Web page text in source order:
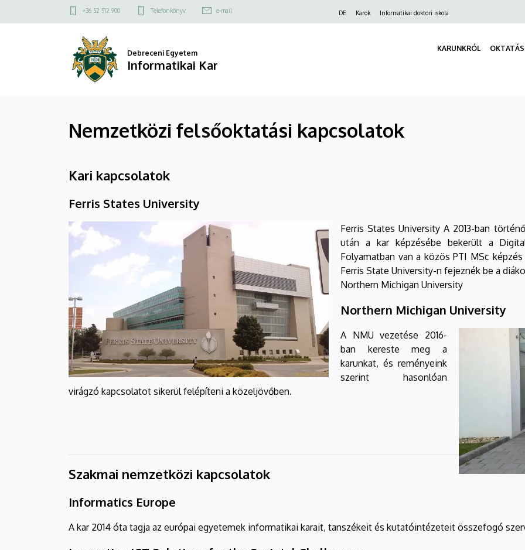
Nemzetközi
felsőoktatási
kapcsolatok
a
Felső
menü
+36 52 512 900 Telefonkönyv e-mail DE Karok Informatikai doktori iskola
Debreceni Egyetem
Informatikai Kar
KARUNKRÓL OKTATÁS
Nemzetközi felsőoktatási kapcsolatok
Kari kapcsolatok
Ferris States University
Ferris States University A 2013-ban
után a kar képzésébe bekerült a
Folyamatban van a közös PTI MSc
Ferris State University-n fejeznék be a
Northern Michigan University
Northern Michigan University
A NMU vezetése 2016-
ban kereste meg a
karunkat, és reményeink
szerint hasonlóan
virágzó kapcsolatot sikerül felépíteni a közeljövőben.
Szakmai nemzetközi kapcsolatok
Informatics Europe
A kar 2014 óta tagja az európai egyetemek informatikai karait, tanszékeit és kutatóintézeteit összefogó